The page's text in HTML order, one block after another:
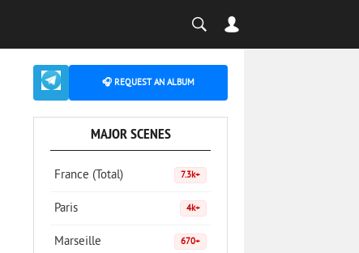
🎧 REQUEST AN ALBUM
MAJOR SCENES
France (Total) 7.3k+
Paris 4k+
Marseille 670+